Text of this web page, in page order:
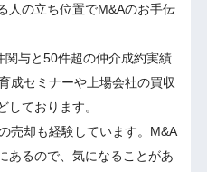
人の立ち位置でM&Aのお手伝
与と50件超の仲介成約実績
成セミナーや上場会社の買収
しております。
売却も経験しています。M&A
あるので、気になることがあ